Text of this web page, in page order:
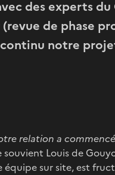
des experts
de phase
notre
relation a
souvient Louis de
équipe sur site, est